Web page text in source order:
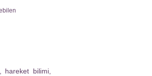
hareket bilimi,